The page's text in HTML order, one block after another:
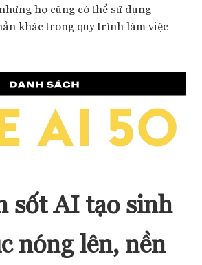
họ cũng có thể sử dụng
khác trong quy trình làm việc
sốt AI tạo sinh
nóng lên, nền